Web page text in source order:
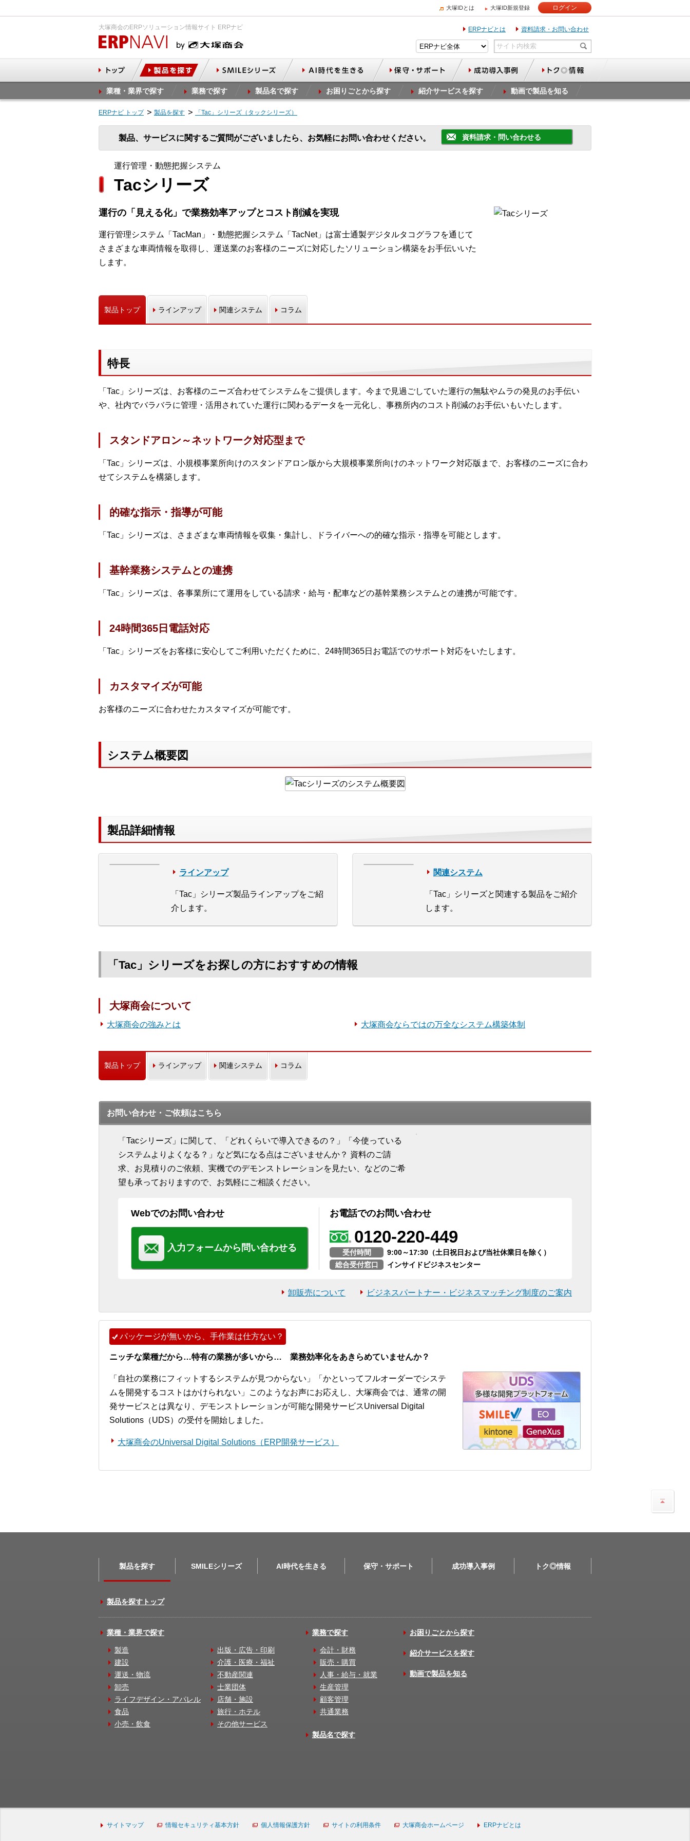
大塚IDとは 大塚ID新規登録 ログイン
大塚商会のERPソリューション情報サイト ERPナビ ERPナビとは 資料請求・お問い合わせ
業種・業界で探す 業務で探す 製品名で探す お困りごとから探す 紹介サービスを探す 動画で製品を知る
ERPナビ トップ 製品を探す 「Tac」シリーズ（タックシリーズ）
製品、サービスに関するご質問がございましたら、お気軽にお問い合わせください。 資料請求・問い合わせる
運行管理・動態把握システム
Tacシリーズ
運行の「見える化」で業務効率アップとコスト削減を実現
運行管理システム「TacMan」・動態把握システム「TacNet」は富士通製デジタルタコグラフを通じて
さまざまな車両情報を取得し、運送業のお客様のニーズに対応したソリューション構築をお手伝いいた
します。
製品トップ ラインアップ 関連システム コラム
特長
「Tac」シリーズは、お客様のニーズ合わせてシステムをご提供します。今まで見過ごしていた運行の無駄やムラの発見のお手伝い
や、社内でバラバラに管理・活用されていた運行に関わるデータを一元化し、事務所内のコスト削減のお手伝いもいたします。
スタンドアロン～ネットワーク対応型まで
「Tac」シリーズは、小規模事業所向けのスタンドアロン版から大規模事業所向けのネットワーク対応版まで、お客様のニーズに合わ
せてシステムを構築します。
的確な指示・指導が可能
「Tac」シリーズは、さまざまな車両情報を収集・集計し、ドライバーへの的確な指示・指導を可能とします。
基幹業務システムとの連携
「Tac」シリーズは、各事業所にて運用をしている請求・給与・配車などの基幹業務システムとの連携が可能です。
24時間365日電話対応
「Tac」シリーズをお客様に安心してご利用いただくために、24時間365日お電話でのサポート対応をいたします。
カスタマイズが可能
お客様のニーズに合わせたカスタマイズが可能です。
システム概要図
製品詳細情報
ラインアップ
「Tac」シリーズ製品ラインアップをご紹
介します。
関連システム
「Tac」シリーズと関連する製品をご紹介
します。
「Tac」シリーズをお探しの方におすすめの情報
大塚商会について
大塚商会の強みとは 大塚商会ならではの万全なシステム構築体制
製品トップ ラインアップ 関連システム コラム
お問い合わせ・ご依頼はこちら
「Tacシリーズ」に関して、「どれくらいで導入できるの？」「今使っている
システムよりよくなる？」など気になる点はございませんか？ 資料のご請
求、お見積りのご依頼、実機でのデモンストレーションを見たい、などのご希
望も承っておりますので、お気軽にご相談ください。
Webでのお問い合わせ
入力フォームから問い合わせる
お電話でのお問い合わせ
0120-220-449
受付時間
9:00～17:30（土日祝日および当社休業日を除く）
総合受付窓口
インサイドビジネスセンター
卸販売について ビジネスパートナー・ビジネスマッチング制度のご案内
パッケージが無いから、手作業は仕方ない？
ニッチな業種だから…特有の業務が多いから… 業務効率化をあきらめていませんか？
「自社の業務にフィットするシステムが見つからない」「かといってフルオーダーでシステ
ムを開発するコストはかけられない」このようなお声にお応えし、大塚商会では、通常の開
発サービスとは異なり、デモンストレーションが可能な開発サービスUniversal Digital
Solutions（UDS）の受付を開始しました。
大塚商会のUniversal Digital Solutions（ERP開発サービス）
製品を探す SMILEシリーズ AI時代を生きる 保守・サポート 成功導入事例 トク◎情報
製品を探すトップ
業種・業界で探す
製造
建設
運送・物流
卸売
ライフデザイン・アパレル
食品
小売・飲食
出版・広告・印刷
介護・医療・福祉
不動産関連
士業団体
店舗・施設
旅行・ホテル
その他サービス
業務で探す
会計・財務
販売・購買
人事・給与・就業
生産管理
顧客管理
共通業務
製品名で探す
お困りごとから探す
紹介サービスを探す
動画で製品を知る
サイトマップ 情報セキュリティ基本方針 個人情報保護方針 サイトの利用条件 大塚商会ホームページ ERPナビとは